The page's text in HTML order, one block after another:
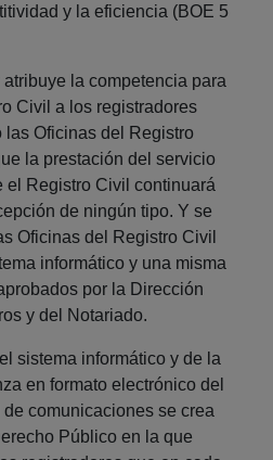
y la eficiencia (BOE 5
la competencia para
Civil a los registradores
las Oficinas del Registro
la prestación del servicio
el Registro Civil continuará
de ningún tipo. Y se
Oficinas del Registro Civil
informático y una misma
por la Dirección
y del Notariado.
sistema informático y de la
en formato electrónico del
comunicaciones se crea
Público en la que